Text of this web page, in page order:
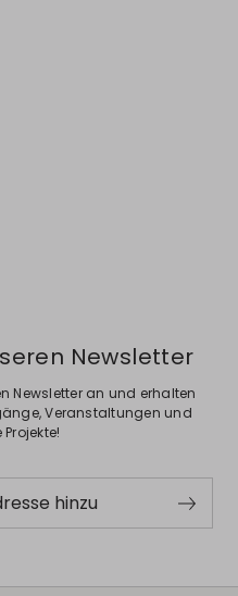
Newsletter
Newsletter an und erhalten
Veranstaltungen und
hinzu